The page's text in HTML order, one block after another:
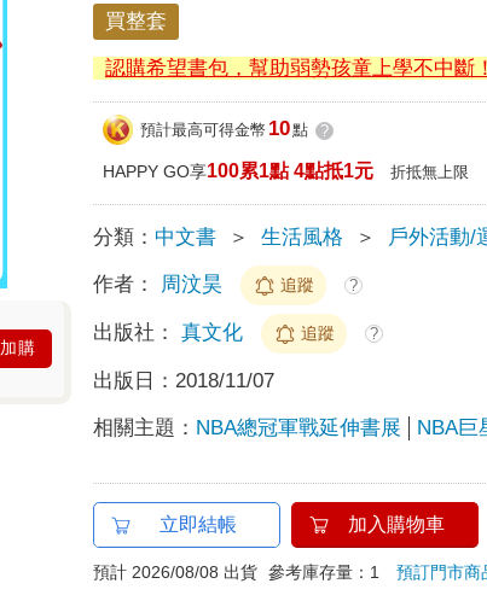
加購
買整套
認購希望書包，幫助弱勢孩童上學不中斷！
預計最高可得金幣 10點 ?
HAPPY GO享100累1點 4點抵1元 折抵無上限
分類： 中文書 ＞ 生活風格 ＞ 戶外活動/
作者： 周汶昊 追蹤 ?
出版社： 真文化 追蹤 ?
出版日： 2018/11/07
相關主題： NBA總冠軍戰延伸書展 NBA巨
立即結帳 加入購物車
預計 2026/08/08 出貨 參考庫存量：1預訂門市商